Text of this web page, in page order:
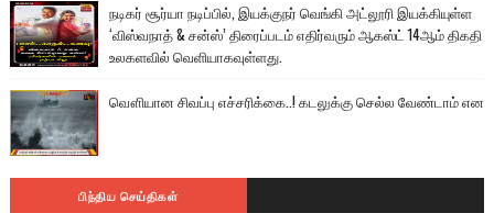
நடிகர் சூர்யா நடிப்பில், இயக்குநர் வெங்கி அட்லூரி இயக்கியுள்ள
‘விஸ்வநாத் & சன்ஸ்’ திரைப்படம் எதிர்வரும் ஆகஸ்ட் 14ஆம் திகதி
உலகளவில் வெளியாகவுள்ளது.
வௌியான சிவப்பு எச்சரிக்கை..! கடலுக்கு செல்ல வேண்டாம் என
பிந்திய செய்திகள்